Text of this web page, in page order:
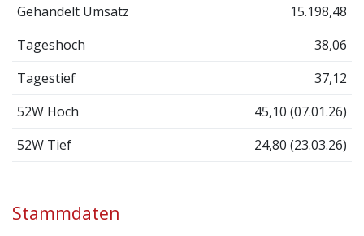
Gehandelt Umsatz
15.198,48
Tageshoch
38,06
Tagestief
37,12
52W Hoch
45,10 (07.01.26)
52W Tief
24,80 (23.03.26)
Stammdaten